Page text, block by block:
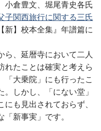
小倉豊文、堀尾青史各氏
子関西旅行に関する三氏
新】校本全集』年譜篇に
、延暦寺において二人
れたことは確実と考えら
「大乗院」にも行ったこ
しかし、「にない堂」
も見出されておらず、
新事実」です。